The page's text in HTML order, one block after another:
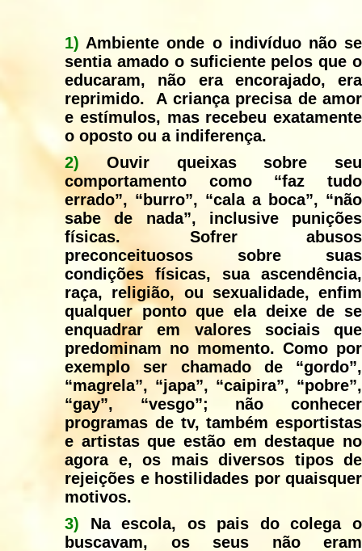
1) Ambiente onde o indivíduo não se
sentia amado o suficiente pelos que o
educaram, não era encorajado, era
reprimido. A criança precisa de amor
e estímulos, mas recebeu exatamente
o oposto ou a indiferença.
2)
Ouvir queixas sobre seu
comportamento como “faz tudo
errado”, “burro”, “cala a boca”, “não
sabe de nada”, inclusive punições
físicas. Sofrer abusos
preconceituosos sobre suas
condições físicas, sua ascendência,
raça, religião, ou sexualidade, enfim
qualquer ponto que ela deixe de se
enquadrar em valores sociais que
predominam no momento. Como por
exemplo ser chamado de “gordo”,
“magrela”, “japa”, “caipira”, “pobre”,
“gay”, “vesgo”; não conhecer
programas de tv, também esportistas
e artistas que estão em destaque no
agora e, os mais diversos tipos de
rejeições e hostilidades por quaisquer
motivos.
3) Na escola, os pais do colega o
buscavam, os seus não eram